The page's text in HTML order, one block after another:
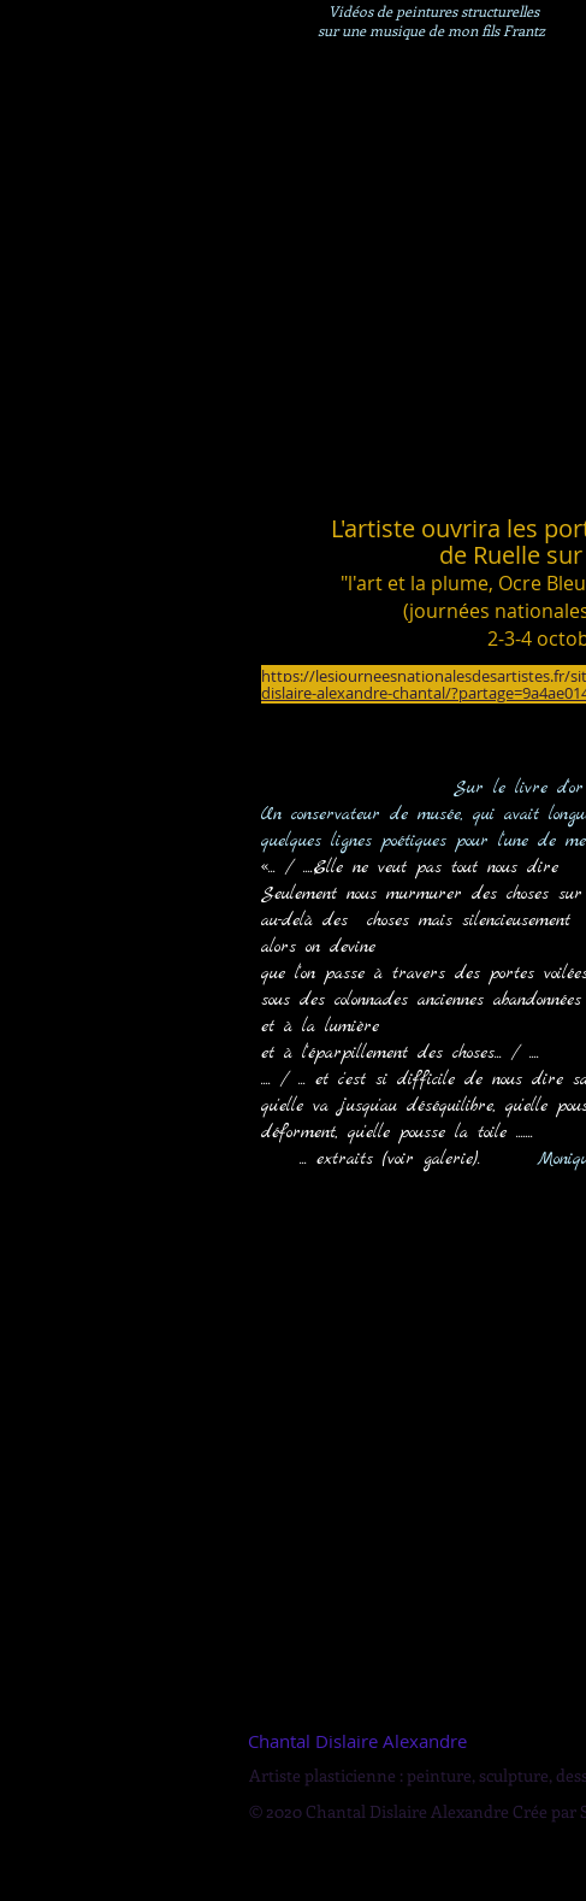
Vidéos de peintures structurelles
sur une musique de mon fils Frantz
L'artiste ouvrira les
de Ruelle
"l'art et la plume, Ocre
(journées
2-3-4
https://lesjourneesnationalesdesartistes.fr/
dislaire-alexandre-chantal/
Sur le livre d'or
Un conservateur de musée, qui avait
quelques lignes poétiques pour l'une de
«... / ....Elle ne veut pas tout nous dire
Seulement nous murmurer des choses
au-delà des choses mais silencieusement
alors on devine
que l'on passe à travers des portes
sous des colonnades anciennes
et à la lumière
et à l'éparpillement des choses... / ....
.... / ... et c'est si difficile de nous dire
qu'elle va jusqu'au déséquilibre, qu'elle
déforment, qu'elle pousse la toile .......
... extraits (voir galerie).
Chantal Dislaire Alexandre
Artiste plasticienne : peinture, sculpture,
© 2020 Chantal Dislaire Alexandre Crée par